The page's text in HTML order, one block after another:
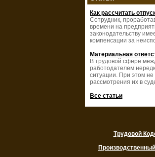
Как рассчитать
Сотрудник,
времени на
законодательству
компенсации за
Материальная
В трудовой сфере
работодателем
ситуации. При этом не
рассмотрения их в
Все статьи
Трудовой